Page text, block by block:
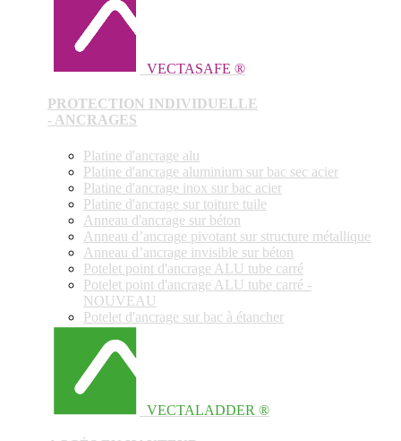
VECTASAFE ®
PROTECTION INDIVIDUELLE
- ANCRAGES
Platine d'ancrage alu
Platine d'ancrage aluminium sur bac sec acier
Platine d'ancrage inox sur bac acier
Platine d'ancrage sur toiture tuile
Anneau d'ancrage sur béton
Anneau d’ancrage pivotant sur structure métallique
Anneau d’ancrage invisible sur béton
Potelet point d'ancrage ALU tube carré
Potelet point d'ancrage ALU tube carré -
NOUVEAU
Potelet d'ancrage sur bac à étancher
VECTALADDER ®